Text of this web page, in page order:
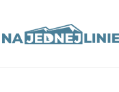
okap-na-lesnej-turni okap-